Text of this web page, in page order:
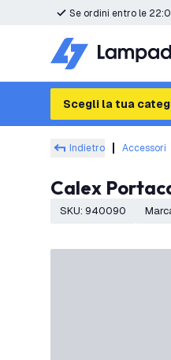
Se ordini entro le
Scegli la tua
Indietro Accessori
Calex
SKU: 940090